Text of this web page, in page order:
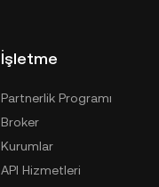
İşletme
Partnerlik Programı
Broker
Kurumlar
API Hizmetleri